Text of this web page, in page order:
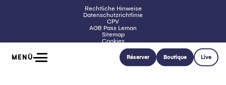
MENÜ Réserver Boutique Live
Rechtliche Hinweise
Datenschutzrichtlinie
CPV
AGB Pass Leman
Sitemap
Cookies
Barrierefreiheit: nicht konform